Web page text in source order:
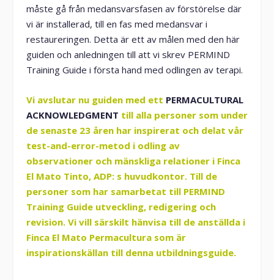
måste gå från medansvarsfasen av förstörelse där
vi är installerad, till en fas med medansvar i
restaureringen. Detta är ett av målen med den här
guiden och anledningen till att vi skrev PERMIND
Training Guide i första hand med odlingen av terapi.
Vi avslutar nu guiden med ett PERMACULTURAL
ACKNOWLEDGMENT till alla personer som under
de senaste 23 åren har inspirerat och delat vår
test-and-error-metod i odling av
observationer och mänskliga relationer i Finca
El Mato Tinto, ADP: s huvudkontor. Till de
personer som har samarbetat till PERMIND
Training Guide utveckling, redigering och
revision. Vi vill särskilt hänvisa till de anställda i
Finca El Mato Permacultura som är
inspirationskällan till denna utbildningsguide.